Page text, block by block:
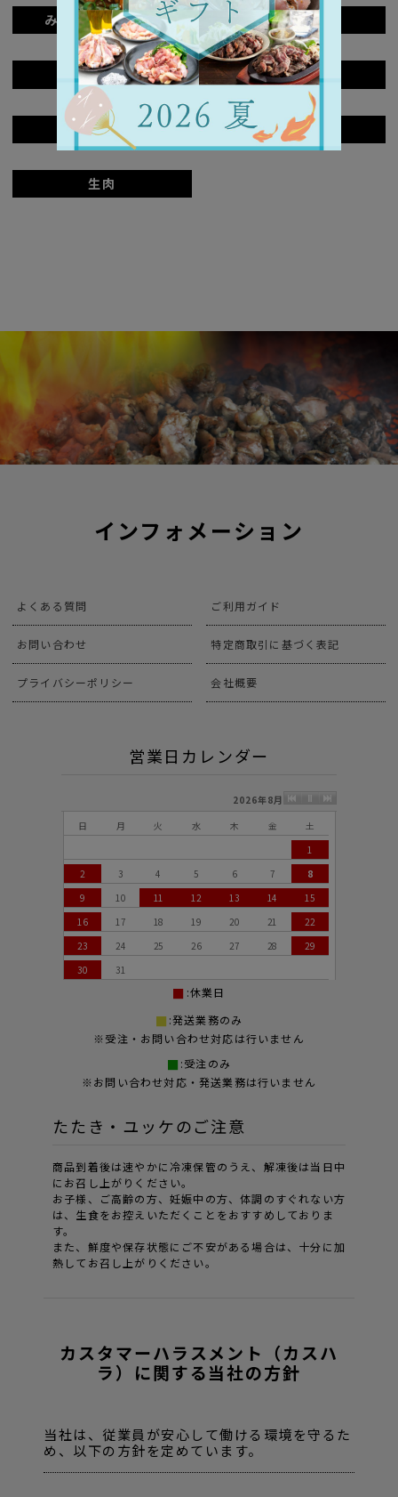
みそ漬け/タレ漬け チキン南蛮
めしの素 ゆずこしょう
鶏鍋 鶏しゃぶ
生肉
インフォメーション
よくある質問 ご利用ガイド
お問い合わせ 特定商取引に基づく表記
プライバシーポリシー 会社概要
営業日カレンダー
2026年8月
日
月 火 水 木 金
土
1
2
3 4 5 6 7
8
9
10 11 12 13 14
15
16
17 18 19 20 21
22
23
24 25 26 27 28
29
30
31
:休業日
:発送業務のみ
※受注・お問い合わせ対応は行いません
:受注のみ
※お問い合わせ対応・発送業務は行いません
たたき・ユッケのご注意
商品到着後は速やかに冷凍保管のうえ、解凍後は当日中
にお召し上がりください。
お子様、ご高齢の方、妊娠中の方、体調のすぐれない方
は、生食をお控えいただくことをおすすめしておりま
す。
また、鮮度や保存状態にご不安がある場合は、十分に加
熱してお召し上がりください。
カスタマーハラスメント（カスハ
ラ）に関する当社の方針
当社は、従業員が安心して働ける環境を守るた
め、以下の方針を定めています。